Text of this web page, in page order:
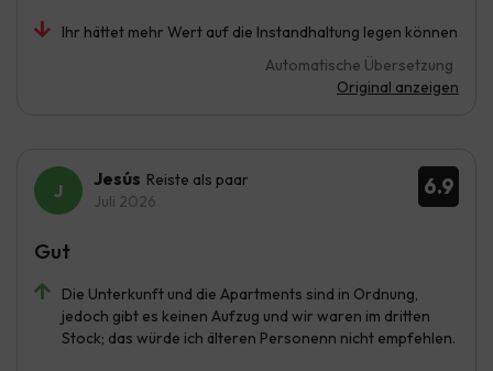
Ihr hättet mehr Wert auf die Instandhaltung legen können
Automatische Übersetzung
Original anzeigen
6.9
Jesús Reiste als paar
Juli 2026
Die Unterkunft und die Apartments sind in Ordnung,
jedoch gibt es keinen Aufzug und wir waren im dritten
Stock; das würde ich älteren Personenn nicht empfehlen.
Gut